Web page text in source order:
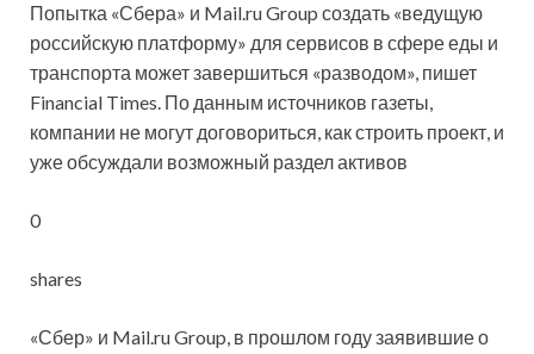
Попытка «Сбера» и Mail.ru Group создать «ведущую
российскую платформу» для сервисов в сфере еды и
транспорта может завершиться «разводом», пишет
Financial Times. По данным источников газеты,
компании не могут договориться, как строить проект, и
уже обсуждали возможный раздел активов
0
shares
«Сбер» и Mail.ru Group, в прошлом году заявившие о